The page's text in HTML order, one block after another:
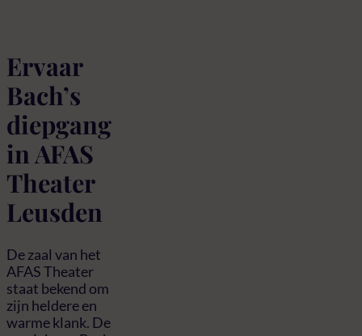
Ervaar
Bach’s
diepgang
in AFAS
Theater
Leusden
De zaal van het
AFAS Theater
staat bekend om
zijn heldere en
warme klank. De